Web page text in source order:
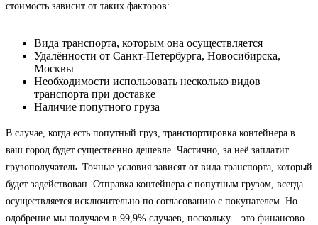
стоимость зависит от таких факторов:
Вида транспорта, которым она осуществляется
Удалённости от Санкт-Петербурга, Новосибирска,
Москвы
Необходимости использовать несколько видов
транспорта при доставке
Наличие попутного груза
В случае, когда есть попутный груз, транспортировка контейнера в
ваш город будет существенно дешевле. Частично, за неё заплатит
грузополучатель. Точные условия зависят от вида транспорта, который
будет задействован. Отправка контейнера с попутным грузом, всегда
осуществляется исключительно по согласованию с покупателем. Но
одобрение мы получаем в 99,9% случаев, поскольку – это финансово